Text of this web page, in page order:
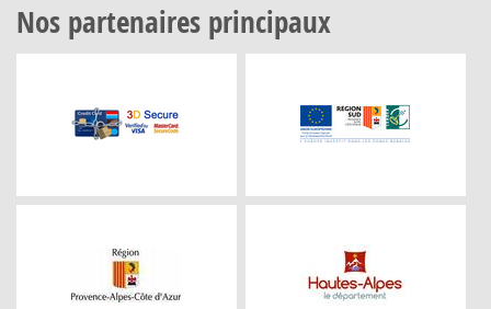
Nos partenaires principaux